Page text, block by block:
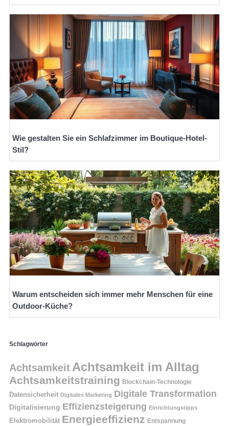
Wie gestalten Sie ein Schlafzimmer im Boutique-Hotel-
Stil?
Warum entscheiden sich immer mehr Menschen für eine
Outdoor-Küche?
Schlagwörter
Achtsamkeit Achtsamkeit im Alltag
Achtsamkeitstraining Blockchain-Technologie
Datensicherheit Digitales Marketing Digitale Transformation
Digitalisierung Effizienzsteigerung Einrichtungstipps
Elektromobilität Energieeffizienz Entspannung